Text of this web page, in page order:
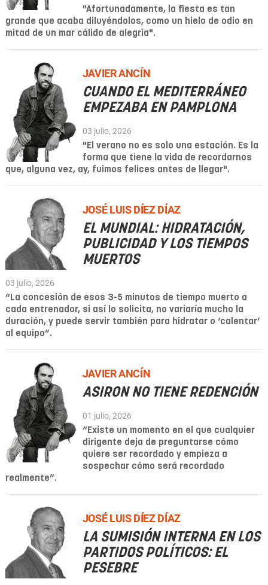
"Afortunadamente, la fiesta es tan
grande que acaba diluyéndolos, como un hielo de odio en
mitad de un mar cálido de alegría".
JAVIER ANCÍN
CUANDO EL MEDITERRÁNEO
EMPEZABA EN PAMPLONA
03 julio, 2026
"El verano no es solo una estación. Es la
forma que tiene la vida de recordarnos
que, alguna vez, ay, fuimos felices antes de llegar".
JOSÉ LUIS DÍEZ DÍAZ
EL MUNDIAL: HIDRATACIÓN,
PUBLICIDAD Y LOS TIEMPOS
MUERTOS
03 julio, 2026
“La concesión de esos 3-5 minutos de tiempo muerto a
cada entrenador, si así lo solicita, no variaría mucho la
duración, y puede servir también para hidratar o ‘calentar’
al equipo”.
JAVIER ANCÍN
ASIRON NO TIENE REDENCIÓN
01 julio, 2026
“Existe un momento en el que cualquier
dirigente deja de preguntarse cómo
quiere ser recordado y empieza a
sospechar cómo será recordado
realmente”.
JOSÉ LUIS DÍEZ DÍAZ
LA SUMISIÓN INTERNA EN LOS
PARTIDOS POLÍTICOS: EL
PESEBRE